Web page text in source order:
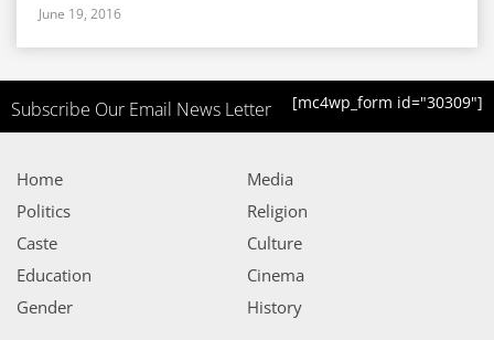
June 19, 2016
Subscribe Our Email News Letter [mc4wp_form id="30309"]
Home
Politics
Caste
Education
Gender
Media
Religion
Culture
Cinema
History